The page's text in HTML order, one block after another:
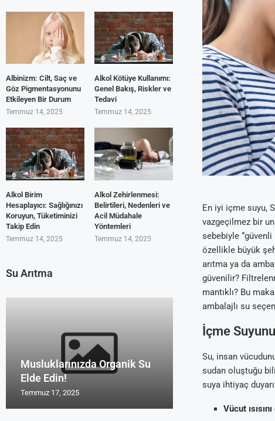
En iyi içme suyu,
vazgeçilmez bir
sebebiyle “güvenli
özellikle büyük
arıtma ya da
güvenilir?
mantıklı? Bu
ambalajlı su
İçme
Su, insan
sudan oluştuğu
suya ihtiyaç
Vücut
Albinizm: Cilt, Saç ve
Göz Pigmentasyonunu
Etkileyen Bir Durum
Temmuz 14, 2025
Alkol Kötüye Kullanımı:
Genel Bakış, Riskler ve
Tedavi
Temmuz 14, 2025
Alkol Birim
Hesaplayıcı: Sağlığınızı
Koruyun, Tüketiminizi
Takip Edin
Temmuz 14, 2025
Alkol Zehirlenmesi:
Belirtileri, Nedenleri ve
Acil Müdahale
Yöntemleri
Temmuz 14, 2025
Su Arıtma
Musluklarınızda Organik Su
Elde Edin!
Temmuz 17, 2025
Uzmanların Su
Tavsiyeleri Royal
Temmuz 17, 2025
Su Arıtma Cihaz
2016 ve 2017
Temmuz 17, 2025
Türk Malı Organik
Cihazı Rosu
Temmuz 17, 2025
Su Arıtma Forum
Yorum Alanları
Temmuz 17, 2025